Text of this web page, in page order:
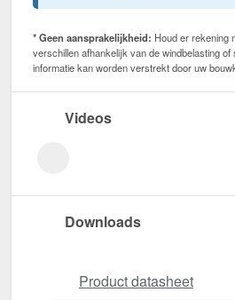
* Geen aansprakelijkheid: Houd er rekening
verschillen afhankelijk van de windbelasting
informatie kan worden verstrekt door uw
Videos
Downloads
Product datasheet